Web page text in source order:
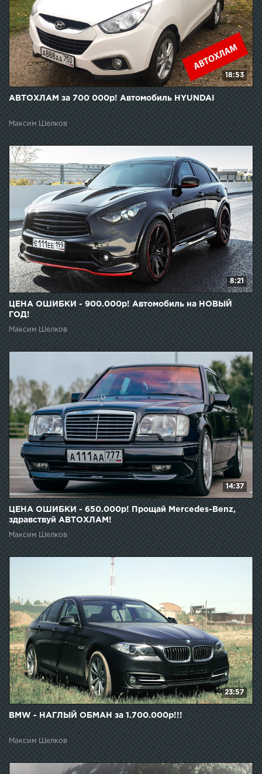
18:53
АВТОХЛАМ за 700 000р! Автомобиль HYUNDAI
Максим Шелков
8:21
ЦЕНА ОШИБКИ - 900.000р! Автомобиль на НОВЫЙ
ГОД!
Максим Шелков
14:37
ЦЕНА ОШИБКИ - 650.000р! Прощай Mercedes-Benz,
здравствуй АВТОХЛАМ!
Максим Шелков
23:57
BMW - НАГЛЫЙ ОБМАН за 1.700.000р!!!
Максим Шелков